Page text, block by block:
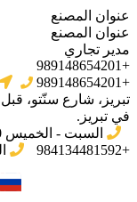
عنوان المصنع
عنوان المصنع
مدير تجاري
+989148654201
+989148654201
تبریز، شارع سنّتو،
في تبریز.
السبت - الخميس 09:00 - 21:00
+984134481592